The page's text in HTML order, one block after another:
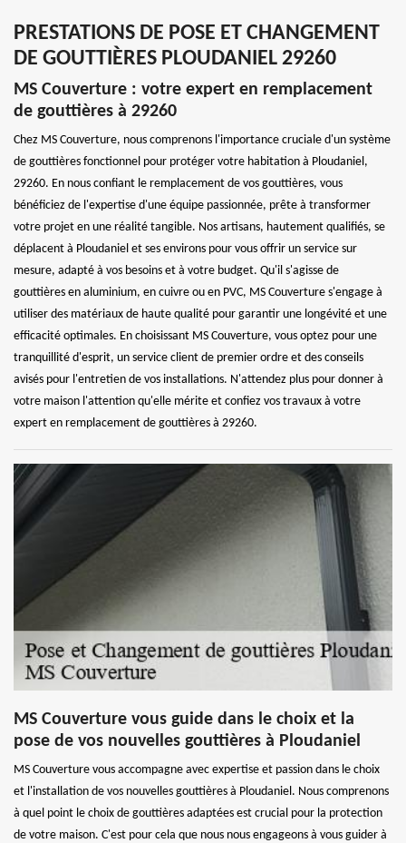
PRESTATIONS DE POSE ET CHANGEMENT
DE GOUTTIÈRES PLOUDANIEL 29260
MS Couverture : votre expert en remplacement
de gouttières à 29260
Chez MS Couverture, nous comprenons l'importance cruciale d'un système
de gouttières fonctionnel pour protéger votre habitation à Ploudaniel,
29260. En nous confiant le remplacement de vos gouttières, vous
bénéficiez de l'expertise d'une équipe passionnée, prête à transformer
votre projet en une réalité tangible. Nos artisans, hautement qualifiés, se
déplacent à Ploudaniel et ses environs pour vous offrir un service sur
mesure, adapté à vos besoins et à votre budget. Qu'il s'agisse de
gouttières en aluminium, en cuivre ou en PVC, MS Couverture s'engage à
utiliser des matériaux de haute qualité pour garantir une longévité et une
efficacité optimales. En choisissant MS Couverture, vous optez pour une
tranquillité d'esprit, un service client de premier ordre et des conseils
avisés pour l'entretien de vos installations. N'attendez plus pour donner à
votre maison l'attention qu'elle mérite et confiez vos travaux à votre
expert en remplacement de gouttières à 29260.
MS Couverture vous guide dans le choix et la
pose de vos nouvelles gouttières à Ploudaniel
MS Couverture vous accompagne avec expertise et passion dans le choix
et l'installation de vos nouvelles gouttières à Ploudaniel. Nous comprenons
à quel point le choix de gouttières adaptées est crucial pour la protection
de votre maison. C'est pour cela que nous nous engageons à vous guider à